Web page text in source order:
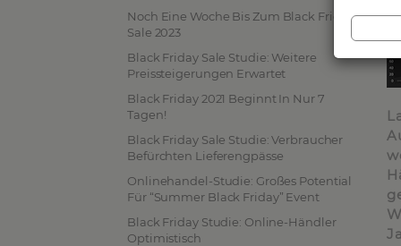
Noch Eine Woche Bis Zum Black Friday
Sale 2023
Black Friday Sale Studie: Weitere
Preissteigerungen Erwartet
Black Friday 2021 Beginnt In Nur 7
Tagen!
Black Friday Sale Studie: Verbraucher
Befürchten Lieferengpässe
Onlinehandel-Studie: Großes Potential
Für “Summer Black Friday” Event
Black Friday Studie: Online-Händler
Optimistisch